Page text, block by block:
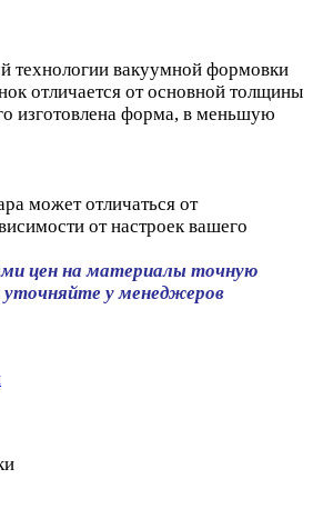
технологии вакуумной формовки
отличается от основной толщины
изготовлена форма, в меньшую
может отличаться от
от настроек вашего
цен на материалы точную
у менеджеров